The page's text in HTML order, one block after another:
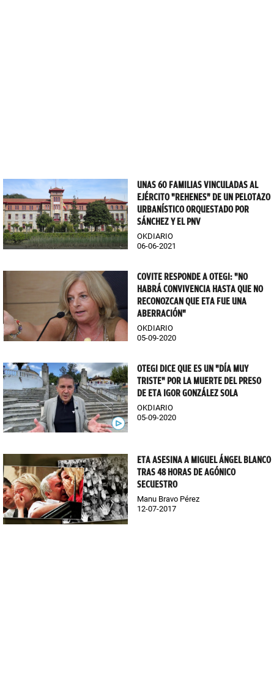
UNAS 60 FAMILIAS VINCULADAS AL
EJÉRCITO "REHENES" DE UN PELOTAZO
URBANÍSTICO ORQUESTADO POR
SÁNCHEZ Y EL PNV
OKDIARIO
06-06-2021
COVITE RESPONDE A OTEGI: "NO
HABRÁ CONVIVENCIA HASTA QUE NO
RECONOZCAN QUE ETA FUE UNA
ABERRACIÓN"
OKDIARIO
05-09-2020
OTEGI DICE QUE ES UN "DÍA MUY
TRISTE" POR LA MUERTE DEL PRESO
DE ETA IGOR GONZÁLEZ SOLA
OKDIARIO
05-09-2020
ETA ASESINA A MIGUEL ÁNGEL BLANCO
TRAS 48 HORAS DE AGÓNICO
SECUESTRO
Manu Bravo Pérez
12-07-2017